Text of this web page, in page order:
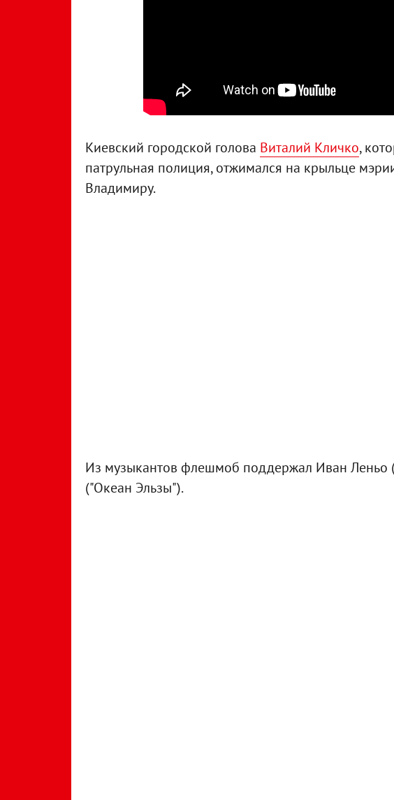
Киевский городской голова Виталий Кличко,
патрульная полиция, отжимался на крыльце
Владимиру.
Из музыкантов флешмоб поддержал Иван Леньо
("Океан Эльзы").